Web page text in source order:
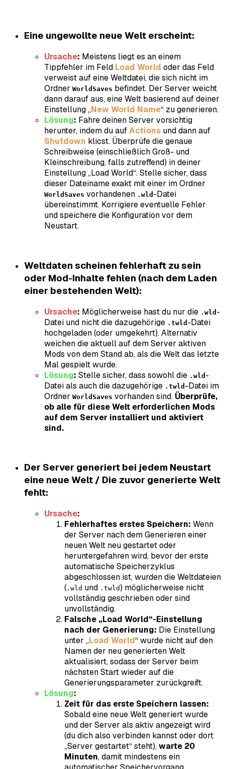
Eine ungewollte neue Welt erscheint:
Ursache: Meistens liegt es an einem
Tippfehler im Feld Load World oder das Feld
verweist auf eine Weltdatei, die sich nicht im
Ordner WorldSaves befindet. Der Server weicht
dann darauf aus, eine Welt basierend auf deiner
Einstellung „New World Name“ zu generieren.
Lösung: Fahre deinen Server vorsichtig
herunter, indem du aufActions und dann auf
Shutdown klicst. Überprüfe die genaue
Schreibweise (einschließlich Groß- und
Kleinschreibung, falls zutreffend) in deiner
Einstellung „Load World“. Stelle sicher, dass
dieser Dateiname exakt mit einer im Ordner
WorldSaves vorhandenen .wld -Datei
übereinstimmt. Korrigiere eventuelle Fehler
und speichere die Konfiguration vor dem
Neustart.
Weltdaten scheinen fehlerhaft zu sein
oder Mod-Inhalte fehlen (nach dem Laden
einer bestehenden Welt):
Ursache: Möglicherweise hast du nur die .wld -
Datei und nicht die dazugehörige .twld -Datei
hochgeladen (oder umgekehrt). Alternativ
weichen die aktuell auf dem Server aktiven
Mods von dem Stand ab, als die Welt das letzte
Mal gespielt wurde.
Lösung: Stelle sicher, dass sowohl die .wld -
Datei als auch die dazugehörige .twld -Datei im
Ordner WorldSaves vorhanden sind. Überprüfe,
ob alle für diese Welt erforderlichen Mods
auf dem Server installiert und aktiviert
sind.
Der Server generiert bei jedem Neustart
eine neue Welt / Die zuvor generierte Welt
fehlt:
Ursache:
Fehlerhaftes erstes Speichern: Wenn
der Server nach dem Generieren einer
neuen Welt neu gestartet oder
heruntergefahren wird, bevor der erste
automatische Speicherzyklus
abgeschlossen ist, wurden die Weltdateien
( .wld und .twld) möglicherweise nicht
vollständig geschrieben oder sind
unvollständig.
Falsche „Load World“-Einstellung
nach der Generierung: Die Einstellung
unter „Load World“ wurde nicht auf den
Namen der neu generierten Welt
aktualisiert, sodass der Server beim
nächsten Start wieder auf die
Generierungsparameter zurückgreift.
Lösung:
Zeit für das erste Speichern lassen:
Sobald eine neue Welt generiert wurde
und der Server als aktiv angezeigt wird
(du dich also verbinden kannst oder dort
„Server gestartet“ steht),warte 20
Minuten, damit mindestens ein